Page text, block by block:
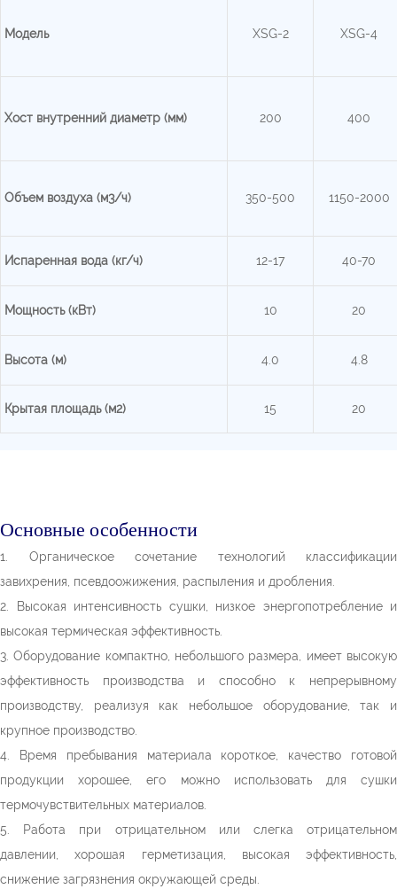
Модель XSG-2 XSG-4
Хост внутренний диаметр (мм) 200 400
Объем воздуха (м3/ч) 350-500 1150-2000
Испаренная вода (кг/ч) 12-17 40-70
Мощность (кВт) 10 20
Высота (м) 4.0 4.8
Крытая площадь (м2) 15 20
Основные особенности
1. Органическое сочетание технологий классификации
завихрения, псевдоожижения, распыления и дробления.
2. Высокая интенсивность сушки, низкое энергопотребление и
высокая термическая эффективность.
3. Оборудование компактно, небольшого размера, имеет высокую
эффективность производства и способно к непрерывному
производству, реализуя как небольшое оборудование, так и
крупное производство.
4. Время пребывания материала короткое, качество готовой
продукции хорошее, его можно использовать для сушки
термочувствительных материалов.
5. Работа при отрицательном или слегка отрицательном
давлении, хорошая герметизация, высокая эффективность,
снижение загрязнения окружающей среды.